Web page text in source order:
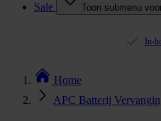
Sale Toon submenu
In-
Home
APC Batterij